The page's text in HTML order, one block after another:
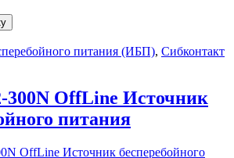
питания (ИБП), Сибконтакт
OffLine Источник
питания